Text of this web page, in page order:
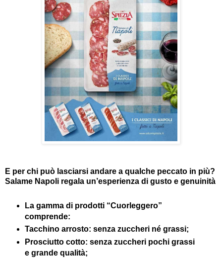
E per chi può lasciarsi andare a qualche peccato in più?
Salame Napoli regala un’esperienza di gusto e genuinità
La gamma di prodotti “Cuorleggero”
comprende:
Tacchino arrosto: senza zuccheri né grassi;
Prosciutto cotto: senza zuccheri pochi grassi
e grande qualità;